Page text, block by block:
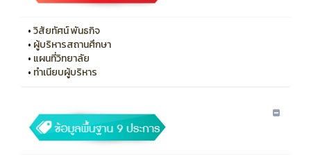
•วิสัยทัศน์ พันธกิจ
• ผู้บริหารสถานศึกษา
• แผนที่วิทยาลัย
• ทําเนียบผู้บริหาร